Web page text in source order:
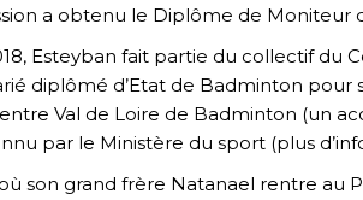
a obtenu le Diplôme de
Esteyban fait partie du collectif du
diplômé d’Etat de Badminton
Val de Loire de Badminton (un
par le Ministère du sport (plus
son grand frère Natanael rentre